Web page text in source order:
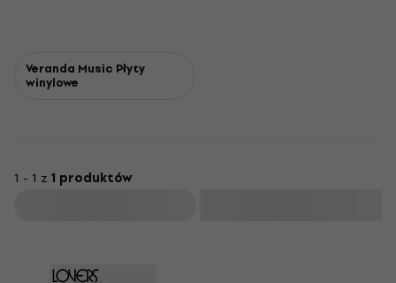
Veranda Music Płyty
winylowe
1 - 1 z 1 produktów